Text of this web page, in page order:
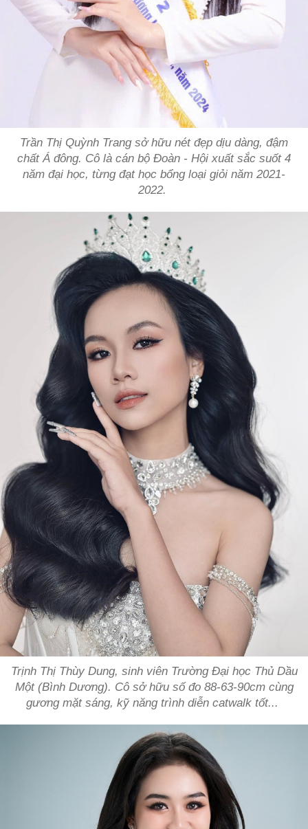
Trần Thị Quỳnh Trang sở hữu nét đẹp dịu dàng, đậm
chất Á đông. Cô là cán bộ Đoàn - Hội xuất sắc suốt 4
năm đại học, từng đạt học bổng loại giỏi năm 2021-
2022.
Trịnh Thị Thùy Dung, sinh viên Trường Đại học Thủ Dầu
Một (Bình Dương). Cô sở hữu số đo 88-63-90cm cùng
gương mặt sáng, kỹ năng trình diễn catwalk tốt...